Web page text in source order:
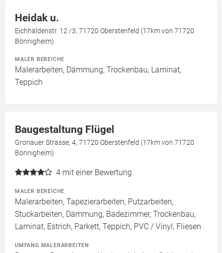
Heidak u.
Eichhäldenstr. 12 /3, 71720 Oberstenfeld (17km von 71720
Bönnigheim)
MALER BEREICHE
Malerarbeiten, Dämmung, Trockenbau, Laminat,
Teppich
Baugestaltung Flügel
Gronauer Strasse, 4, 71720 Oberstenfeld (17km von 71720
Bönnigheim)
4 mit einer Bewertung
MALER BEREICHE
Malerarbeiten, Tapezierarbeiten, Putzarbeiten,
Stuckarbeiten, Dämmung, Badezimmer, Trockenbau,
Laminat, Estrich, Parkett, Teppich, PVC / Vinyl, Fliesen
UMFANG MALERARBEITEN